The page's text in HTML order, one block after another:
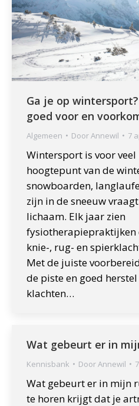
Ga je op
goed voor en
Algemeen DoorAnnewil 7
Wintersport is voor veel
hoogtepunt van de
snowboarden,
zijn in de sneeuw
lichaam. Elk jaar zien
fysiotherapiepraktijken
knie-, rug- en
Met de juiste
de piste en goed
klachten…
Wat gebeurt er in
Kennisbank DoorAnnewil
Wat gebeurt er in mijn
te horen krijgt dat je